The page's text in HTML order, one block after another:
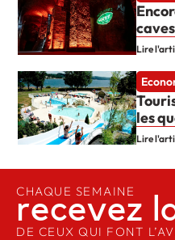
Lire
les
Lire
CHAQUE SEMAINE
recevez
DE CEUX QUI FONT